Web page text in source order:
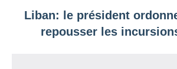
Liban: le président
repousser les